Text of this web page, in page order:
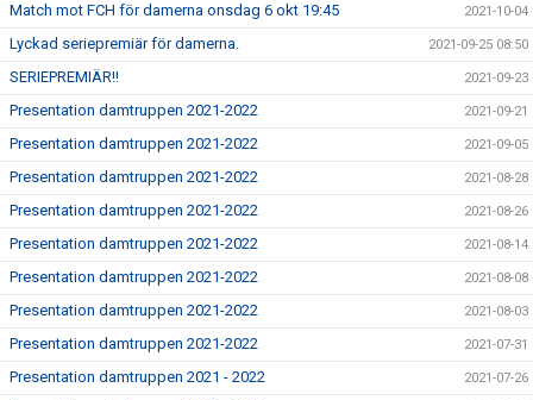
Match mot FCH för damerna onsdag 6 okt 19:45 2021-10-04
Lyckad seriepremiär för damerna. 2021-09-25 08:50
SERIEPREMIÄR!! 2021-09-23
Presentation damtruppen 2021-2022 2021-09-21
Presentation damtruppen 2021-2022 2021-09-05
Presentation damtruppen 2021-2022 2021-08-28
Presentation damtruppen 2021-2022 2021-08-26
Presentation damtruppen 2021-2022 2021-08-14
Presentation damtruppen 2021-2022 2021-08-08
Presentation damtruppen 2021-2022 2021-08-03
Presentation damtruppen 2021-2022 2021-07-31
Presentation damtruppen 2021 - 2022 2021-07-26